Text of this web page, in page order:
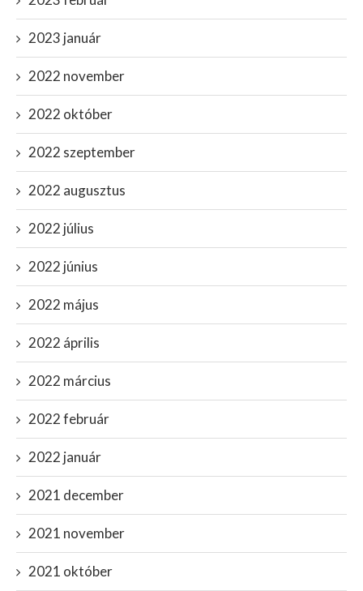
2023 január
2022 november
2022 október
2022 szeptember
2022 augusztus
2022 július
2022 június
2022 május
2022 április
2022 március
2022 február
2022 január
2021 december
2021 november
2021 október